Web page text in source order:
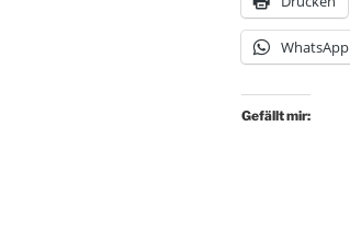
WhatsApp
Gefällt mir: